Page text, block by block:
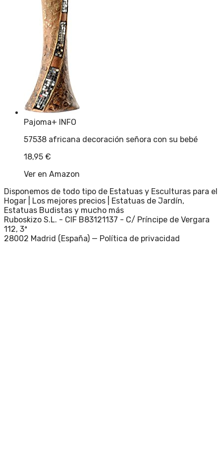
Pajoma+ INFO
57538 africana decoración señora con su bebé
18,95 €
Ver en Amazon
Disponemos de todo tipo de Estatuas y Esculturas para el
Hogar | Los mejores precios | Estatuas de Jardín,
Estatuas Budistas y mucho más
Ruboskizo S.L. - CIF B83121137 - C/ Príncipe de Vergara
112, 3ª
28002 Madrid (España) — Política de privacidad